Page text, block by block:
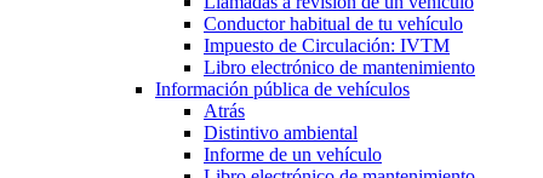
Conductor habitual de tu vehículo
Impuesto de Circulación: IVTM
Libro electrónico de mantenimiento
Información pública de vehículos
Atrás
Distintivo ambiental
Informe de un vehículo